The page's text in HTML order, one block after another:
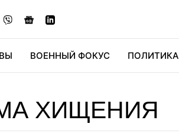
ВОЕННЫЙ ФОКУС ПОЛИТИКА
ХИЩЕНИЯ